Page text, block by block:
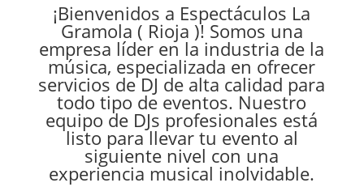
¡Bienvenidos a Espectáculos La
Gramola ( Rioja )! Somos una
empresa líder en la industria de la
música, especializada en ofrecer
servicios de DJ de alta calidad para
todo tipo de eventos. Nuestro
equipo de DJs profesionales está
listo para llevar tu evento al
siguiente nivel con una
experiencia musical inolvidable.